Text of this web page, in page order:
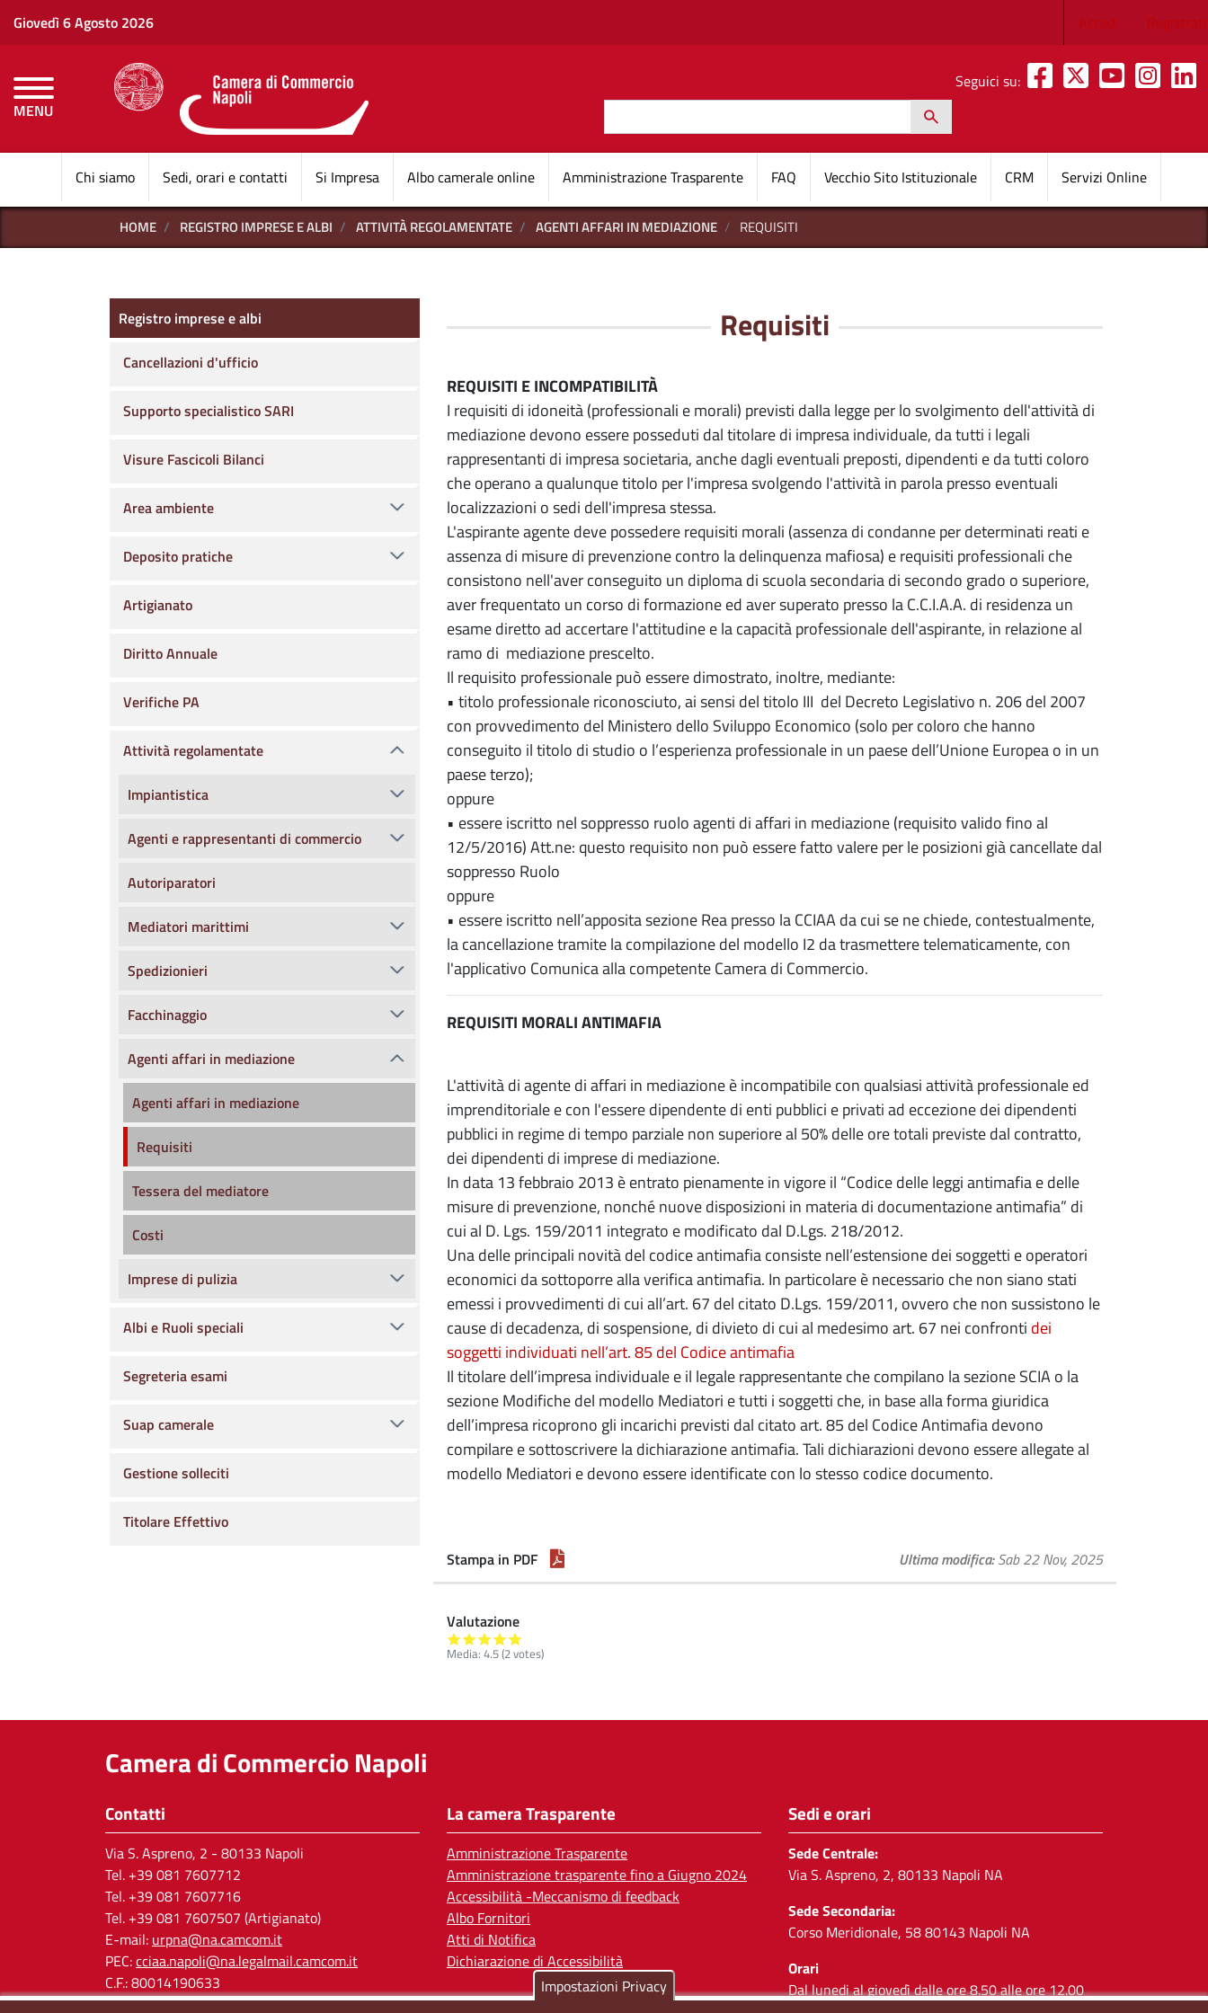
Giovedì 6 Agosto 2026 Menu
Accedi Registrati
MENU
CAMERE DI COMMERCIO D'ITALIA
Seguici su:
h
Navigazione principale
Chi siamo Sedi, orari e contatti Si Impresa Albo camerale online Amministrazione Trasparente FAQ Vecchio Sito Istituzionale CRM Servizi Online
HOME REGISTRO IMPRESE E ALBI ATTIVITÀ REGOLAMENTATE AGENTI AFFARI IN MEDIAZIONE REQUISITI
Requisiti
REQUISITI E INCOMPATIBILITÀ
I requisiti di idoneità (professionali e morali) previsti dalla legge per lo svolgimento dell'attività di
mediazione devono essere posseduti dal titolare di impresa individuale, da tutti i legali
rappresentanti di impresa societaria, anche dagli eventuali preposti, dipendenti e da tutti coloro
che operano a qualunque titolo per l'impresa svolgendo l'attività in parola presso eventuali
localizzazioni o sedi dell'impresa stessa.
L'aspirante agente deve possedere requisiti morali (assenza di condanne per determinati reati e
assenza di misure di prevenzione contro la delinquenza mafiosa) e requisiti professionali che
consistono nell'aver conseguito un diploma di scuola secondaria di secondo grado o superiore,
aver frequentato un corso di formazione ed aver superato presso la C.C.I.A.A. di residenza un
esame diretto ad accertare l'attitudine e la capacità professionale dell'aspirante, in relazione al
ramo di mediazione prescelto.
Il requisito professionale può essere dimostrato, inoltre, mediante:
• titolo professionale riconosciuto, ai sensi del titolo III del Decreto Legislativo n. 206 del 2007
con provvedimento del Ministero dello Sviluppo Economico (solo per coloro che hanno
conseguito il titolo di studio o l’esperienza professionale in un paese dell’Unione Europea o in un
paese terzo);
oppure
• essere iscritto nel soppresso ruolo agenti di affari in mediazione (requisito valido fino al
12/5/2016) Att.ne: questo requisito non può essere fatto valere per le posizioni già cancellate dal
soppresso Ruolo
oppure
• essere iscritto nell’apposita sezione Rea presso la CCIAA da cui se ne chiede, contestualmente,
la cancellazione tramite la compilazione del modello I2 da trasmettere telematicamente, con
l'applicativo Comunica alla competente Camera di Commercio.
REQUISITI MORALI ANTIMAFIA
L'attività di agente di affari in mediazione è incompatibile con qualsiasi attività professionale ed
imprenditoriale e con l'essere dipendente di enti pubblici e privati ad eccezione dei dipendenti
pubblici in regime di tempo parziale non superiore al 50% delle ore totali previste dal contratto,
dei dipendenti di imprese di mediazione.
In data 13 febbraio 2013 è entrato pienamente in vigore il “Codice delle leggi antimafia e delle
misure di prevenzione, nonché nuove disposizioni in materia di documentazione antimafia” di
cui al D. Lgs. 159/2011 integrato e modificato dal D.Lgs. 218/2012.
Una delle principali novità del codice antimafia consiste nell’estensione dei soggetti e operatori
economici da sottoporre alla verifica antimafia. In particolare è necessario che non siano stati
emessi i provvedimenti di cui all’art. 67 del citato D.Lgs. 159/2011, ovvero che non sussistono le
cause di decadenza, di sospensione, di divieto di cui al medesimo art. 67 nei confronti dei
soggetti individuati nell’art. 85 del Codice antimafia
Il titolare dell’impresa individuale e il legale rappresentante che compilano la sezione SCIA o la
sezione Modifiche del modello Mediatori e tutti i soggetti che, in base alla forma giuridica
dell’impresa ricoprono gli incarichi previsti dal citato art. 85 del Codice Antimafia devono
compilare e sottoscrivere la dichiarazione antimafia. Tali dichiarazioni devono essere allegate al
modello Mediatori e devono essere identificate con lo stesso codice documento.
Stampa in PDF Ultima modifica Sab 22 Nov, 2025
Valutazione
Media: 4.5(2votes)
Registro imprese e albi
Registro imprese e albi
Cancellazioni d'ufficio
Supporto specialistico SARI
Visure Fascicoli Bilanci
Area ambiente
Deposito pratiche
Artigianato
Diritto Annuale
Verifiche PA
Attività regolamentate
Impiantistica
Agenti e rappresentanti di commercio
Autoriparatori
Mediatori marittimi
Spedizionieri
Facchinaggio
Agenti affari in mediazione
Agenti affari in mediazione
Requisiti
Tessera del mediatore
Costi
Imprese di pulizia
Albi e Ruoli speciali
Segreteria esami
Suap camerale
Gestione solleciti
Titolare Effettivo
Camera di Commercio Napoli
Contatti
Via S. Aspreno, 2 - 80133 Napoli
Tel. +39 081 7607712
Tel. +39 081 7607716
Tel. +39 081 7607507 (Artigianato)
E-mail: urpna@na.camcom.it
PEC:cciaa.napoli@na.legalmail.camcom.it
C.F.: 80014190633
P.IVA: 03121650638
La camera Trasparente
Amministrazione Trasparente
Amministrazione trasparente fino a Giugno 2024
Accessibilità -Meccanismo di feedback
Albo Fornitori
Atti di Notifica
Dichiarazione di Accessibilità
Sedi e orari
Sede Centrale:
Via S. Aspreno, 2, 80133 Napoli NA
Sede Secondaria:
Corso Meridionale, 58 80143 Napoli NA
Orari
Dal lunedi al giovedì dalle ore 8.50 alle ore 12.00
Impostazioni Privacy